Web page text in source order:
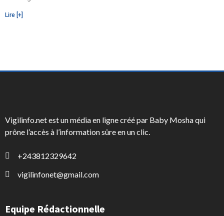
Lire [+]
Vigilinfo.net est un média en ligne créé par Baby Mosha qui
prône l’accès à l’information sûre en un clic.
+243812329642
vigilinfonet@gmail.com
Equipe Rédactionnelle